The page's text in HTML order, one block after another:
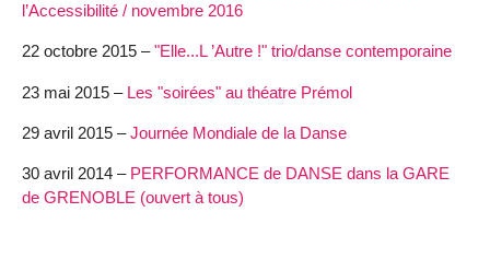
l’Accessibilité / novembre 2016
22 octobre 2015 –"Elle...L ’Autre !" trio/danse contemporaine
23 mai 2015 – Les "soirées" au théatre Prémol
29 avril 2015 –Journée Mondiale de la Danse
30 avril 2014 – PERFORMANCE de DANSE dans la GARE
de GRENOBLE (ouvert à tous)